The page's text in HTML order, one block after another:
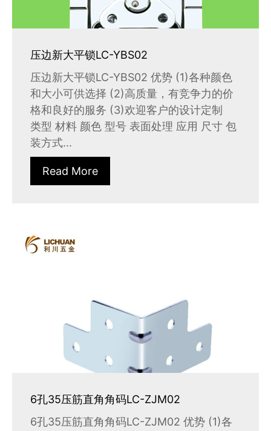
压边新大平锁LC-YBS02
压边新大平锁LC-YBS02 优势 (1)各种颜色
和大小可供选择 (2)高质量，有竞争力的价
格和良好的服务 (3)欢迎客户的设计定制
类型 材料 颜色 型号 表面处理 应用 尺寸 包
装方式...
Read More
6孔35压筋直角角码LC-ZJM02
6孔35压筋直角角码LC-ZJM02 优势 (1)各